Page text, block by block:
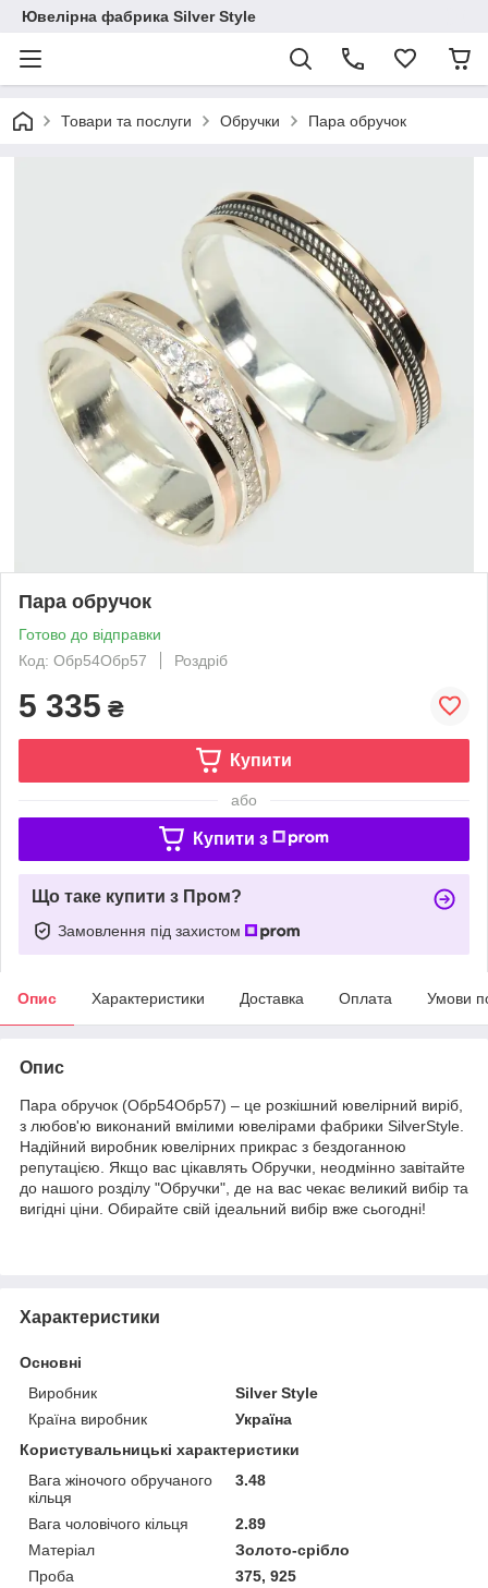
Ювелірна фабрика Silver Style
Товари та послуги Обручки Пара обручок
Пара обручок
Готово до відправки
Код: Обр54Обр57
Роздріб
5 335 ₴
Купити
або
Купити з
Що таке купити з Пром?
Замовлення під захистом
Опис Характеристики Доставка Оплата Умови
Опис
Пара обручок (Обр54Обр57) – це розкішний ювелірний виріб,
з любов'ю виконаний вмілими ювелірами фабрики SilverStyle.
Надійний виробник ювелірних прикрас з бездоганною
репутацією. Якщо вас цікавлять Обручки, неодмінно завітайте
до нашого розділу "Обручки", де на вас чекає великий вибір та
вигідні ціни. Обирайте свій ідеальний вибір вже сьогодні!
Характеристики
Основні
Виробник
Silver Style
Країна виробник
Україна
Користувальницькі характеристики
Вага жіночого обручаного
кільця
3.48
Вага чоловічого кільця
2.89
Матеріал
Золото-срібло
Проба
375, 925